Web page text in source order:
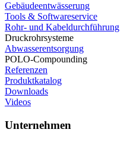
Gebäudeentwässerung
Tools & Softwareservice
Rohr- und Kabeldurchführung
Druckrohrsysteme
Abwasserentsorgung
POLO-Compounding
Referenzen
Produktkatalog
Downloads
Videos
Unternehmen